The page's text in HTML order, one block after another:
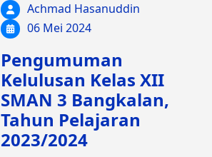
Achmad Hasanuddin
06 Mei 2024
Pengumuman
Kelulusan Kelas XII
SMAN 3 Bangkalan,
Tahun Pelajaran
2023/2024